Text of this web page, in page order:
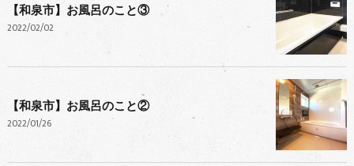
【和泉市】お風呂のこと③
2022/02/02
【和泉市】お風呂のこと②
2022/01/26